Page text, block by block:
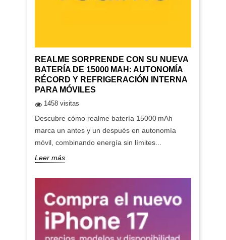
REALME SORPRENDE CON SU NUEVA
BATERÍA DE 15000 MAH: AUTONOMÍA
RÉCORD Y REFRIGERACIÓN INTERNA
PARA MÓVILES
1458 visitas
Descubre cómo realme batería 15000 mAh
marca un antes y un después en autonomía
móvil, combinando energía sin límites...
Leer más